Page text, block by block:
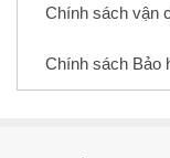
Chính sách vận
Chính sách Bảo